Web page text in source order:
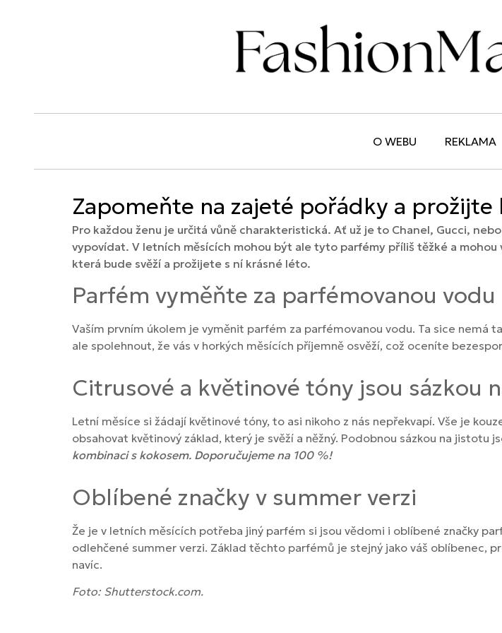
O WEBU REKLAMA
Zapomeňte na zajeté pořádky a
Pro každou ženu je určitá vůně charakteristická. Ať už je to Chanel, Gucci,
vypovídat. V letních měsících mohou být ale tyto parfémy příliš těžké a
která bude svěží a prožijete s ní krásné léto.
Parfém vyměňte za parfémovanou vodu
Vaším prvním úkolem je vyměnit parfém za parfémovanou vodu. Ta sice nemá
ale spolehnout, že vás v horkých měsících příjemně osvěží, což oceníte
Citrusové a květinové tóny jsou sázkou
Letní měsíce si žádají květinové tóny, to asi nikoho z nás nepřekvapí. Vše je
obsahovat květinový základ, který je svěží a něžný. Podobnou sázkou na jistotu
kombinaci s kokosem. Doporučujeme na 100 %!
Oblíbené značky v summer verzi
Že je v letních měsících potřeba jiný parfém si jsou vědomi i oblíbené značky
odlehčené summer verzi. Základ těchto parfémů je stejný jako váš oblíbenec,
navíc.
Foto: Shutterstock.com.